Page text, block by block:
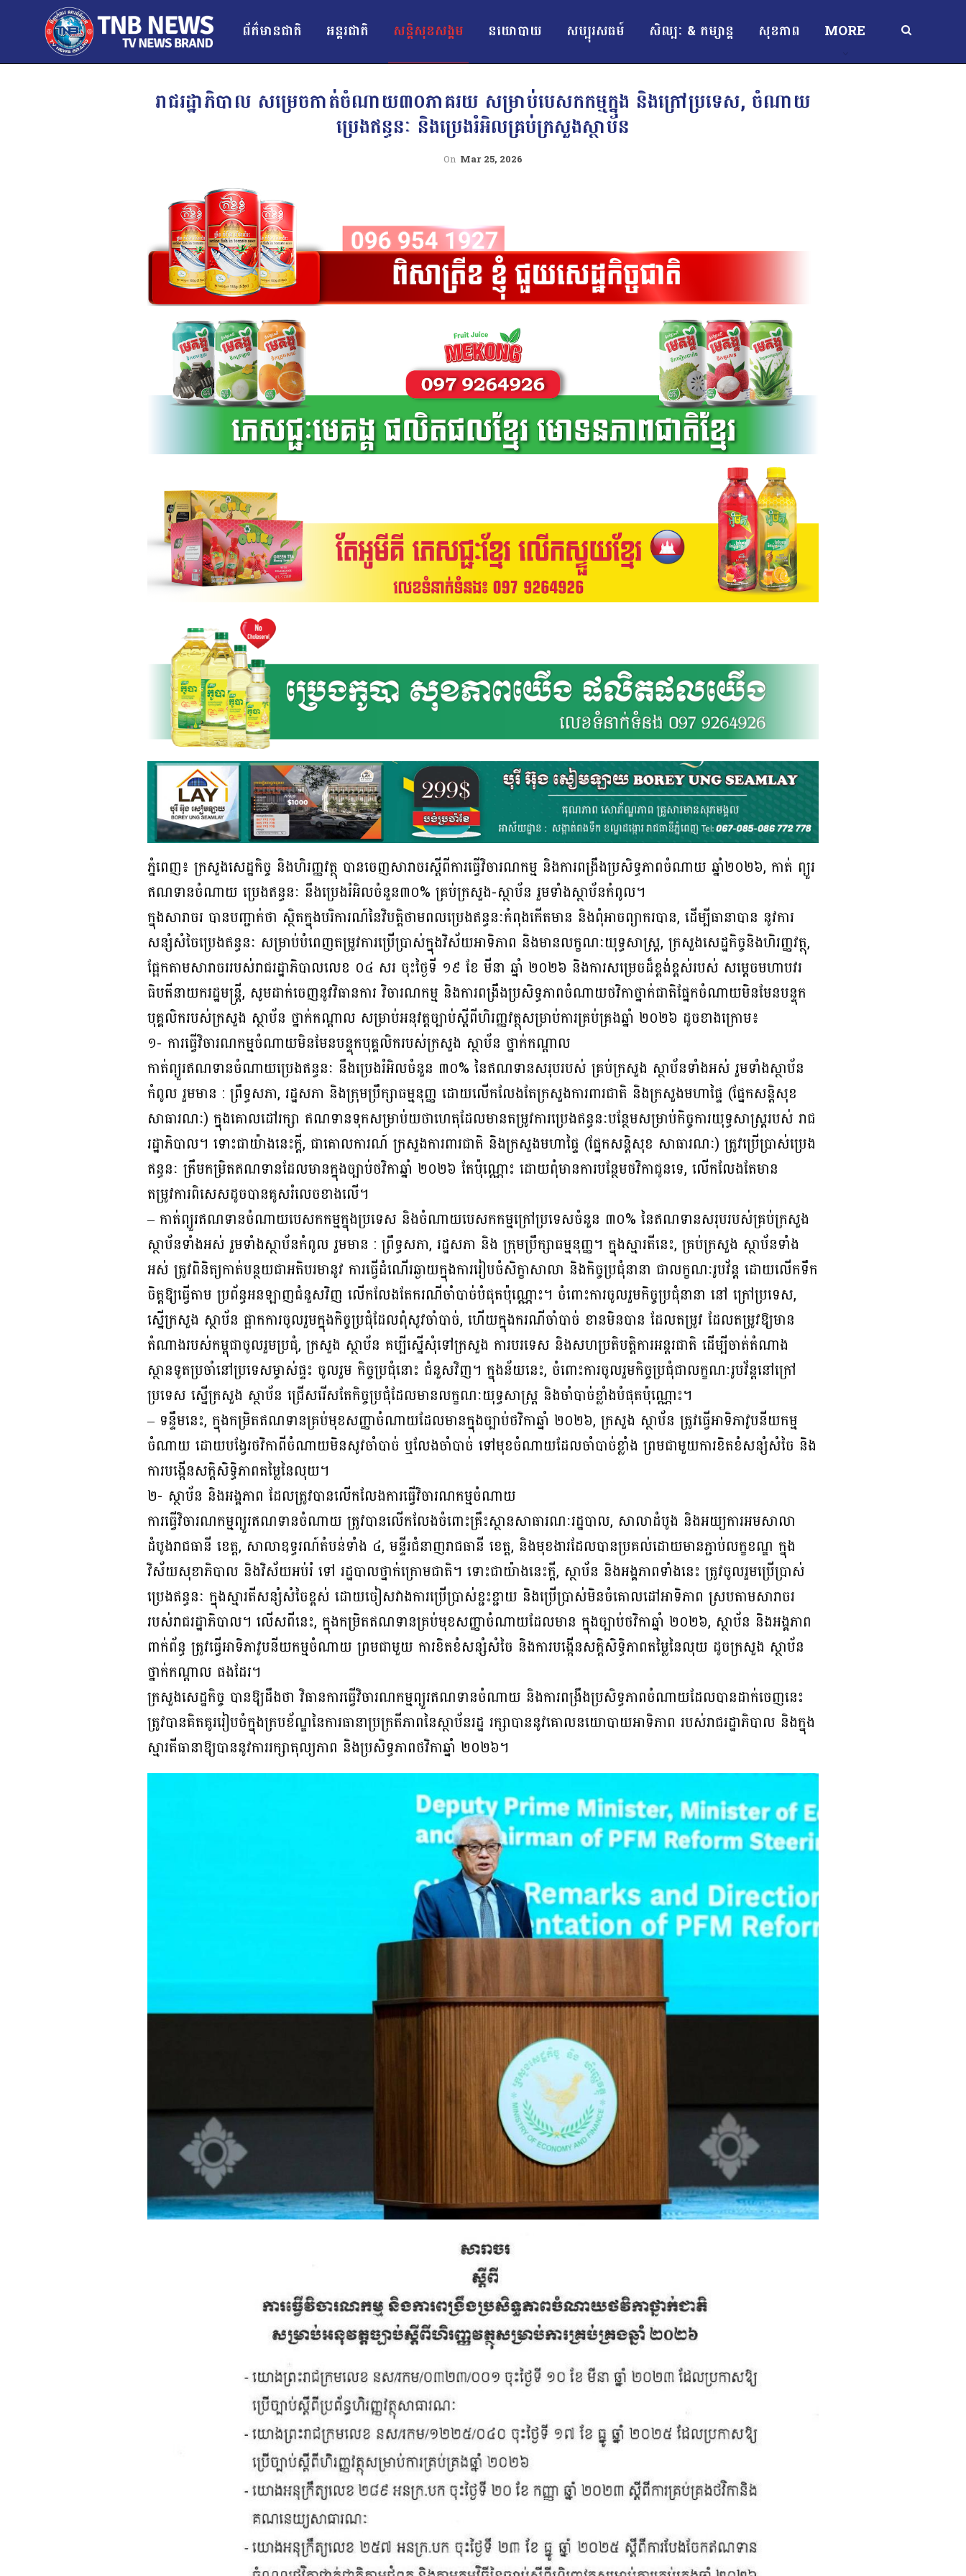
ព័ត៌មានជាតិ អន្ដរជាតិ សន្តិសុខសង្គម នយោបាយ សប្បុរសធម៍ សិល្បៈ & កម្សាន្ត សុខភាព MORE
រាជរដ្ឋាភិបាល សម្រេចកាត់ចំណាយ៣០ភាគរយ សម្រាប់បេសកកម្មក្នុង និងក្រៅប្រទេស, ចំណាយ
ប្រេងឥន្ធនៈ និងប្រេងរំអិលគ្រប់ក្រសួងស្ថាប័ន
On Mar 25, 2026
ភ្នំពេញ៖ ក្រសួងសេដ្ឋកិច្ច និងហិរញ្ញវត្ថុ បានចេញសារាចរស្ដីពីការធ្វើវិចារណកម្ម និងការពង្រឹងប្រសិទ្ធភាពចំណាយ ឆ្នាំ២០២៦, កាត់ ព្យួរ
ឥណទានចំណាយ ប្រេងឥន្ធនៈ នឹងប្រេងរំអិលចំនួន៣០% គ្រប់ក្រសួង-ស្ថាប័ន រួមទាំងស្ថាប័នកំពូល។
ក្នុងសារាចរ បានបញ្ជាក់ថា ស្ថិតក្នុងបរិការណ៍នៃវិបត្តិថាមពលប្រេងឥន្ធនៈកំពុងកើតមាន និងពុំអាចព្យាករបាន, ដើម្បីធានាបាន នូវការ
សន្សំសំចៃប្រេងឥន្ធនៈ សម្រាប់បំពេញតម្រូវការប្រើប្រាស់ក្នុងវិស័យអាទិភាព និងមានលក្ខណៈយុទ្ធសាស្ត្រ, ក្រសួងសេដ្ឋកិច្ចនិងហិរញ្ញវត្ថុ,
ផ្អែកតាមសារាចររបស់រាជរដ្ឋាភិបាលលេខ ០៤ សរ ចុះថ្ងៃទី ១៩ ខែ មីនា ឆ្នាំ ២០២៦ និងការសម្រេចដ៏ខ្ពង់ខ្ពស់របស់ សម្តេចមហាបវរ
ធិបតីនាយករដ្ឋមន្ត្រី, សូមដាក់ចេញនូវវិធានការ វិចារណកម្ម និងការពង្រឹងប្រសិទ្ធភាពចំណាយថវិកាថ្នាក់ជាតិផ្នែកចំណាយមិនមែនបន្ទុក
បុគ្គលិករបស់ក្រសួង ស្ថាប័ន ថ្នាក់កណ្តាល សម្រាប់អនុវត្តច្បាប់ស្តីពីហិរញ្ញវត្ថុសម្រាប់ការគ្រប់គ្រងឆ្នាំ ២០២៦ ដូចខាងក្រោម៖
១- ការធ្វើវិចារណកម្មចំណាយមិនមែនបន្ទុកបុគ្គលិករបស់ក្រសួង ស្ថាប័ន ថ្នាក់កណ្តាល
កាត់ព្យួរឥណទានចំណាយប្រេងឥន្ធនៈ នឹងប្រេងរំអិលចំនួន ៣០% នៃឥណទានសរុបរបស់ គ្រប់ក្រសួង ស្ថាប័នទាំងអស់ រួមទាំងស្ថាប័ន
កំពូល រួមមាន : ព្រឹទ្ធសភា, រដ្ឋសភា និងក្រុមប្រឹក្សាធម្មនុញ្ញ ដោយលើកលែងតែក្រសួងការពារជាតិ និងក្រសួងមហាផ្ទៃ (ផ្នែកសន្តិសុខ
សាធារណៈ) ក្នុងគោលដៅរក្សា ឥណទានទុកសម្រាប់យថាហេតុដែលមានតម្រូវការប្រេងឥន្ធនៈបន្ថែមសម្រាប់កិច្ចការយុទ្ធសាស្ត្ររបស់ រាជ
រដ្ឋាភិបាល។ ទោះជាយ៉ាងនេះក្តី, ជាគោលការណ៍ ក្រសួងការពារជាតិ និងក្រសួងមហាផ្ទៃ (ផ្នែកសន្តិសុខ សាធារណៈ) ត្រូវប្រើប្រាស់ប្រេង
ឥន្ធនៈ ត្រឹមកម្រិតឥណទានដែលមានក្នុងច្បាប់ថវិកាឆ្នាំ ២០២៦ តែប៉ុណ្ណោះ ដោយពុំមានការបន្ថែមថវិកាជូនទេ, លើកលែងតែមាន
តម្រូវការពិសេសដូចបានគូសរំលេចខាងលើ។
– កាត់ព្យួរឥណទានចំណាយបេសកកម្មក្នុងប្រទេស និងចំណាយបេសកកម្មក្រៅប្រទេសចំនួន ៣០% នៃឥណទានសរុបរបស់គ្រប់ក្រសួង
ស្ថាប័នទាំងអស់ រួមទាំងស្ថាប័នកំពូល រួមមាន : ព្រឹទ្ធសភា, រដ្ឋសភា និង ក្រុមប្រឹក្សាធម្មនុញ្ញ។ ក្នុងស្មារតីនេះ, គ្រប់ក្រសួង ស្ថាប័នទាំង
អស់ ត្រូវពិនិត្យកាត់បន្ថយជាអតិបរមានូវ ការធ្វើដំណើរឆ្ងាយក្នុងការរៀបចំសិក្ខាសាលា និងកិច្ចប្រជុំនានា ជាលក្ខណៈរូបវ័ន្ត ដោយលើកទឹក
ចិត្តឱ្យធ្វើតាម ប្រព័ន្ធអនឡាញជំនួសវិញ លើកលែងតែករណីចាំបាច់បំផុតប៉ុណ្ណោះ។ ចំពោះការចូលរួមកិច្ចប្រជុំនានា នៅ ក្រៅប្រទេស,
ស្នើក្រសួង ស្ថាប័ន ផ្អាកការចូលរួមក្នុងកិច្ចប្រជុំដែលពុំសូវចាំបាច់, ហើយក្នុងករណីចាំបាច់ ខានមិនបាន ដែលតម្រូវ ដែលតម្រូវឱ្យមាន
តំណាងរបស់កម្ពុជាចូលរួមប្រជុំ, ក្រសួង ស្ថាប័ន គប្បីស្នើសុំទៅក្រសួង ការបរទេស និងសហប្រតិបត្តិការអន្តរជាតិ ដើម្បីចាត់តំណាង
ស្ថានទូតប្រចាំនៅប្រទេសម្ចាស់ផ្ទះ ចូលរួម កិច្ចប្រជុំនោះ ជំនួសវិញ។ ក្នុងន័យនេះ, ចំពោះការចូលរួមកិច្ចប្រជុំជាលក្ខណៈរូបវ័ន្តនៅក្រៅ
ប្រទេស ស្នើក្រសួង ស្ថាប័ន ជ្រើសរើសតែកិច្ចប្រជុំដែលមានលក្ខណៈយុទ្ធសាស្ត្រ និងចាំបាច់ខ្លាំងបំផុតប៉ុណ្ណោះ។
– ទន្ទឹមនេះ, ក្នុងកម្រិតឥណទានគ្រប់មុខសញ្ញាចំណាយដែលមានក្នុងច្បាប់ថវិកាឆ្នាំ ២០២៦, ក្រសួង ស្ថាប័ន ត្រូវធ្វើអាទិភាវូបនីយកម្ម
ចំណាយ ដោយបង្វែរថវិកាពីចំណាយមិនសូវចាំបាច់ ឬលែងចាំបាច់ ទៅមុខចំណាយដែលចាំបាច់ខ្លាំង ព្រមជាមួយការខិតខំសន្សំសំចៃ និង
ការបង្កើនសក្តិសិទ្ធិភាពតម្លៃនៃលុយ។
២- ស្ថាប័ន និងអង្គភាព ដែលត្រូវបានលើកលែងការធ្វើវិចារណកម្មចំណាយ
ការធ្វើវិចារណកម្មព្យួរឥណទានចំណាយ ត្រូវបានលើកលែងចំពោះគ្រឹះស្ថានសាធារណៈរដ្ឋបាល, សាលាដំបូង និងអយ្យការអមសាលា
ដំបូងរាជធានី ខេត្ត, សាលាឧទ្ធរណ៍តំបន់ទាំង ៤, មន្ទីរជំនាញរាជធានី ខេត្ត, និងមុខងារដែលបានប្រគល់ដោយមានភ្ជាប់លក្ខខណ្ឌ ក្នុង
វិស័យសុខាភិបាល និងវិស័យអប់រំ ទៅ រដ្ឋបាលថ្នាក់ក្រោមជាតិ។ ទោះជាយ៉ាងនេះក្តី, ស្ថាប័ន និងអង្គភាពទាំងនេះ ត្រូវចូលរួមប្រើប្រាស់
ប្រេងឥន្ធនៈ ក្នុងស្មារតីសន្សំសំចៃខ្ពស់ ដោយចៀសវាងការប្រើប្រាស់ខ្ជះខ្ជាយ និងប្រើប្រាស់មិនចំគោលដៅអាទិភាព ស្របតាមសារាចរ
របស់រាជរដ្ឋាភិបាល។ លើសពីនេះ, ក្នុងកម្រិតឥណទានគ្រប់មុខសញ្ញាចំណាយដែលមាន ក្នុងច្បាប់ថវិកាឆ្នាំ ២០២៦, ស្ថាប័ន និងអង្គភាព
ពាក់ព័ន្ធ ត្រូវធ្វើអាទិភាវូបនីយកម្មចំណាយ ព្រមជាមួយ ការខិតខំសន្សំសំចៃ និងការបង្កើនសក្តិសិទ្ធិភាពតម្លៃនៃលុយ ដូចក្រសួង ស្ថាប័ន
ថ្នាក់កណ្តាល ផងដែរ។
ក្រសួងសេដ្ឋកិច្ច បានឱ្យដឹងថា វិធានការធ្វើវិចារណកម្មព្យួរឥណទានចំណាយ និងការពង្រឹងប្រសិទ្ធភាពចំណាយដែលបានដាក់ចេញនេះ
ត្រូវបានគិតគូររៀបចំក្នុងក្របខ័ណ្ឌនៃការធានាប្រក្រតីភាពនៃស្ថាប័នរដ្ឋ រក្សាបាននូវគោលនយោបាយអាទិភាព របស់រាជរដ្ឋាភិបាល និងក្នុង
ស្មារតីធានាឱ្យបាននូវការរក្សាតុល្យភាព និងប្រសិទ្ធភាពថវិកាឆ្នាំ ២០២៦។